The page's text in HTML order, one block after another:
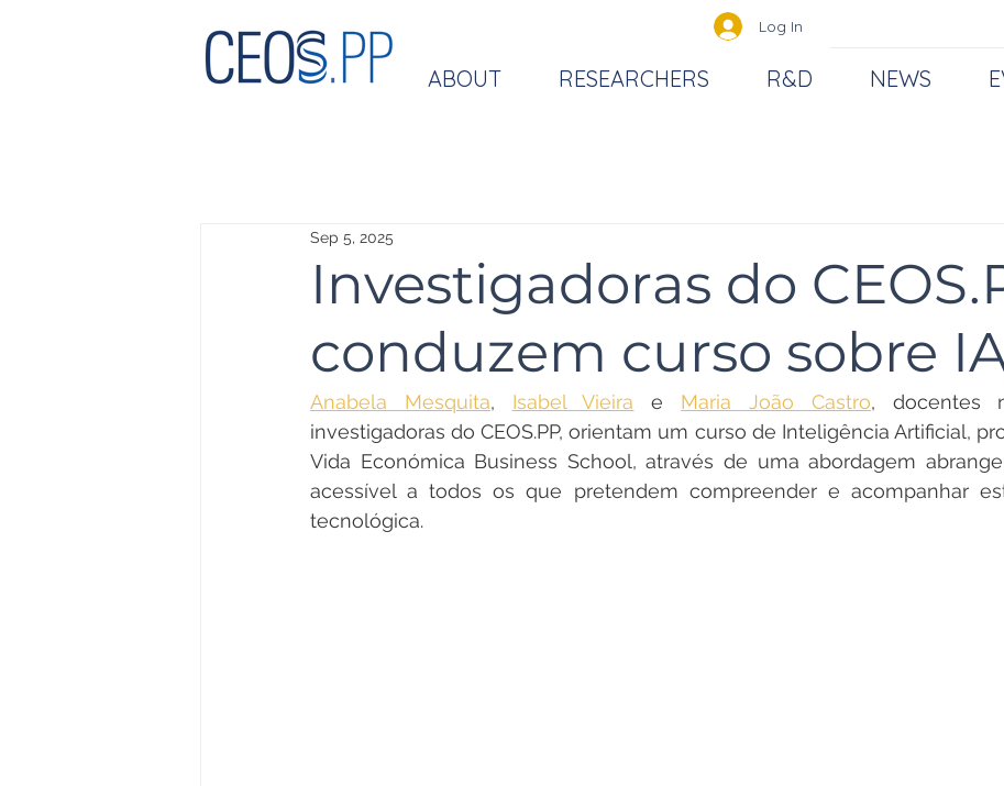
Log In
ABOUT RESEARCHERS R&D NEWS
Investigadoras do
conduzem curso sobre
Sep 5, 2025
Anabela Mesquita, Isabel Vieira e Maria João Castro, docentes
investigadoras do CEOS.PP, orientam um curso de Inteligência Artificial,
Vida Económica Business School, através de uma abordagem
acessível a todos os que pretendem compreender e acompanhar
tecnológica.